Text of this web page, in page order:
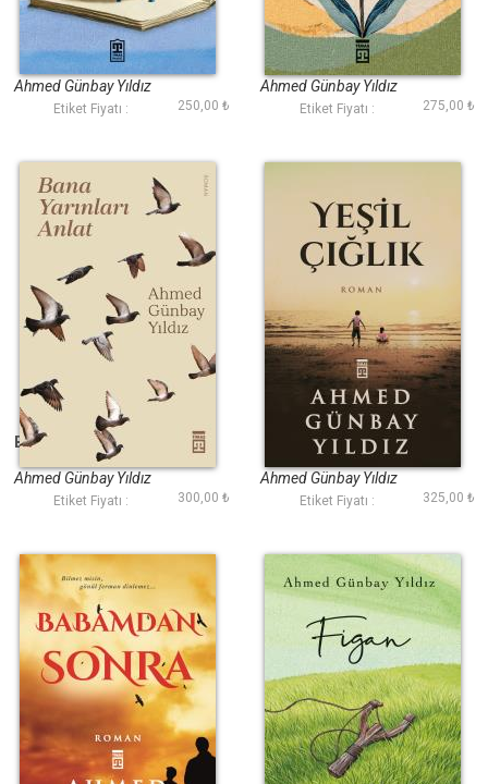
Beni de Kalbinde
Ahmed Günbay Yıldız
Etiket Fiyatı : 250,00 ₺
Ülkemin Açmayan
Çiçekleri
Ahmed Günbay Yıldız
Etiket Fiyatı : 275,00 ₺
Bana Yarınları Anlat
Ahmed Günbay Yıldız
Etiket Fiyatı : 300,00 ₺
Yeşil Çığlık
Ahmed Günbay Yıldız
Etiket Fiyatı : 325,00 ₺